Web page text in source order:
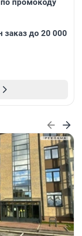
заказ до 20 000